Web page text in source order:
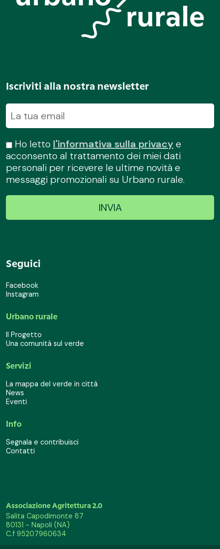
Iscriviti alla nostra newsletter
Ho letto l'informativa sulla privacye
acconsento al trattamento dei miei dati
personali per ricevere le ultime novità e
messaggi promozionali su Urbano rurale.
Seguici
Facebook
Instagram
Urbano rurale
Il Progetto
Una comunità sul verde
Servizi
La mappa del verde in città
News
Eventi
Info
Segnala e contribuisci
Contatti
Associazione Agritettura 2.0
Salita Capodimonte 87
80131 - Napoli (NA)
C.f 95207960634